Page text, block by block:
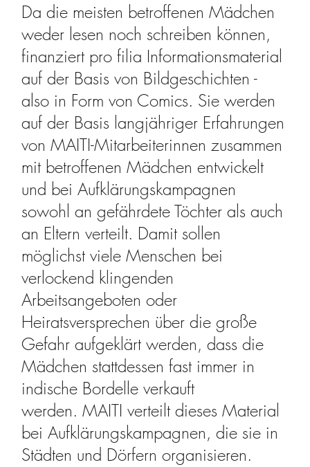
Da die meisten betroffenen Mädchen
weder lesen noch schreiben können,
finanziert pro filia Informationsmaterial
auf der Basis von Bildgeschichten -
also in Form von Comics. Sie werden
auf der Basis langjähriger Erfahrungen
von MAITI-Mitarbeiterinnen zusammen
mit betroffenen Mädchen entwickelt
und bei Aufklärungskampagnen
sowohl an gefährdete Töchter als auch
an Eltern verteilt. Damit sollen
möglichst viele Menschen bei
verlockend klingenden
Arbeitsangeboten oder
Heiratsversprechen über die große
Gefahr aufgeklärt werden, dass die
Mädchen stattdessen fast immer in
indische Bordelle verkauft
werden. MAITI verteilt dieses Material
bei Aufklärungskampagnen, die sie in
Städten und Dörfern organisieren.